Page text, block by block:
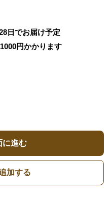
日でお届け予定
1000円かかります
に進む
加する